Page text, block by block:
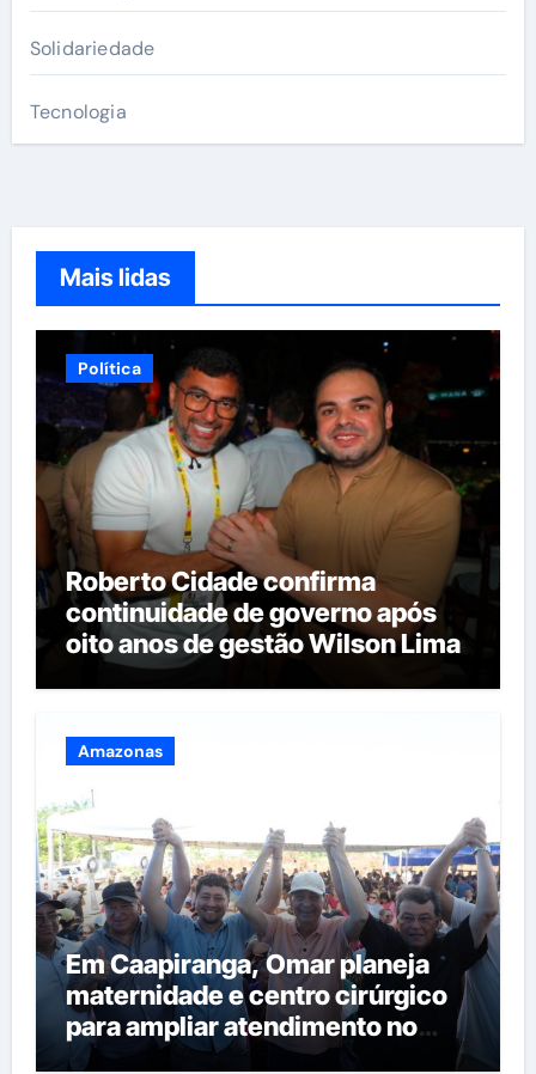
Solidariedade
Tecnologia
Mais lidas
Política
Roberto Cidade confirma
continuidade de governo após
oito anos de gestão Wilson Lima
Amazonas
Em Caapiranga, Omar planeja
maternidade e centro cirúrgico
para ampliar atendimento no
interior